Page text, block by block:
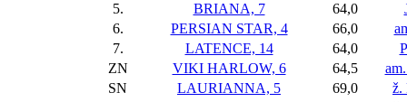
5.
BRIANA, 7 64,0
6.
PERSIAN STAR, 4 66,0
7.
LATENCE, 14 64,0
ZN
VIKI HARLOW, 6 64,5
SN
LAURIANNA, 5 69,0
ž.